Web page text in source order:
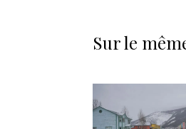
Sur le